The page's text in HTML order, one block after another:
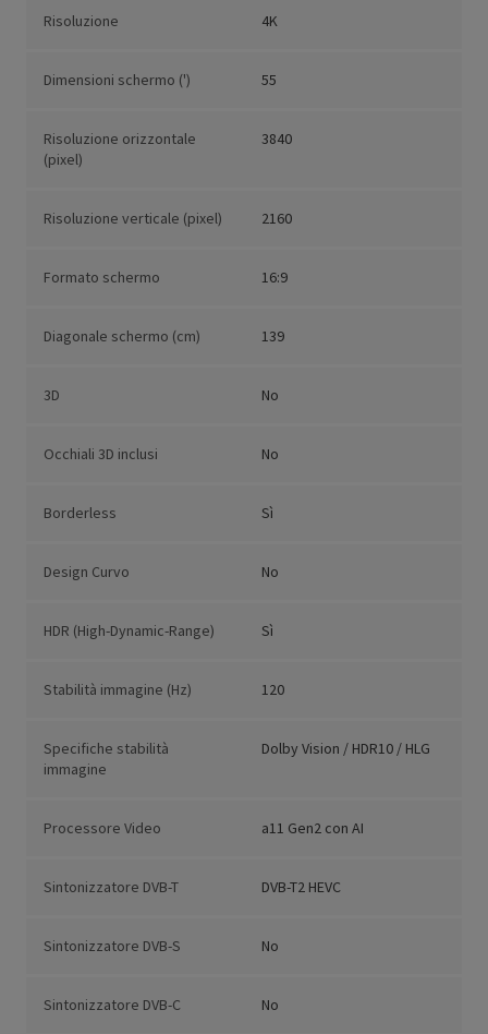
Risoluzione 4K
Dimensioni schermo (') 55
Risoluzione orizzontale
(pixel)
3840
Risoluzione verticale (pixel) 2160
Formato schermo 16:9
Diagonale schermo (cm) 139
3D No
Occhiali 3D inclusi No
Borderless Sì
Design Curvo No
HDR (High-Dynamic-Range) Sì
Stabilità immagine (Hz) 120
Specifiche stabilità
immagine
Dolby Vision / HDR10 / HLG
Processore Video a11 Gen2 con AI
Sintonizzatore DVB-T DVB-T2 HEVC
Sintonizzatore DVB-S No
Sintonizzatore DVB-C No